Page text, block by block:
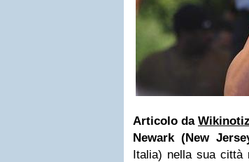
Articolo da
Newark (New
Italia) nella sua città